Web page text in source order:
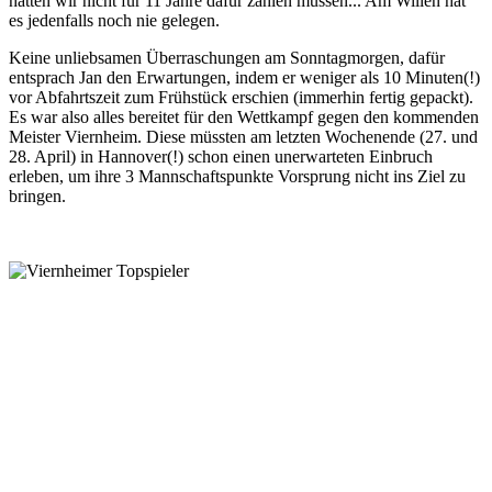
es jedenfalls noch nie gelegen.
Keine unliebsamen Überraschungen am Sonntagmorgen, dafür
entsprach Jan den Erwartungen, indem er weniger als 10 Minuten(!)
vor Abfahrtszeit zum Frühstück erschien (immerhin fertig gepackt).
Es war also alles bereitet für den Wettkampf gegen den kommenden
Meister Viernheim. Diese müssten am letzten Wochenende (27. und
28. April) in Hannover(!) schon einen unerwarteten Einbruch
erleben, um ihre 3 Mannschaftspunkte Vorsprung nicht ins Ziel zu
bringen.